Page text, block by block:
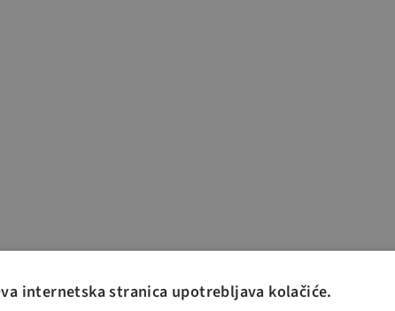
internetska stranica upotrebljava kolačiće.